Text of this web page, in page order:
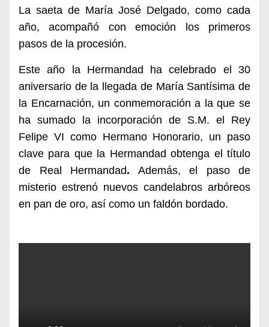
La saeta de María José Delgado, como cada
año, acompañó con emoción los primeros
pasos de la procesión.
Este año la Hermandad hacelebrado el 30
aniversario de la llegada de María Santísima de
la Encarnación, un conmemoración a la que se
ha sumado la incorporación de S.M. el Rey
Felipe VI como Hermano Honorario, un paso
clave para que la Hermandad obtenga el título
de Real Hermandad. Además, el paso de
misterio estrenó nuevos candelabros arbóreos
en pan de oro, así como un faldón bordado.